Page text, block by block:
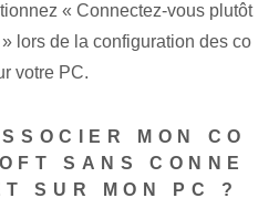
« Connectez-vous plutôt
lors de la configuration des co
votre PC.
MON CO
SANS CONNE
SUR MON PC ?